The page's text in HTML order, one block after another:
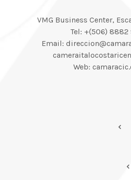
VMG Business Center,
Tel: +(506) 8882
Email:
Web: